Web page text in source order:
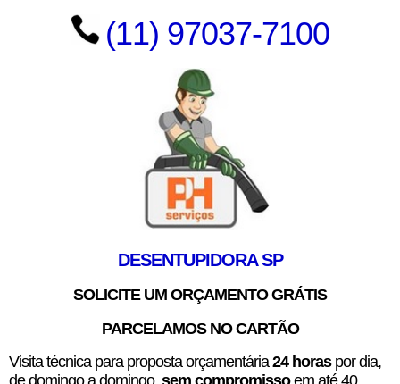
(11) 97037-7100
DESENTUPIDORA SP
SOLICITE UM ORÇAMENTO GRÁTIS
PARCELAMOS NO CARTÃO
Visita técnica para proposta orçamentária24 horaspor dia,